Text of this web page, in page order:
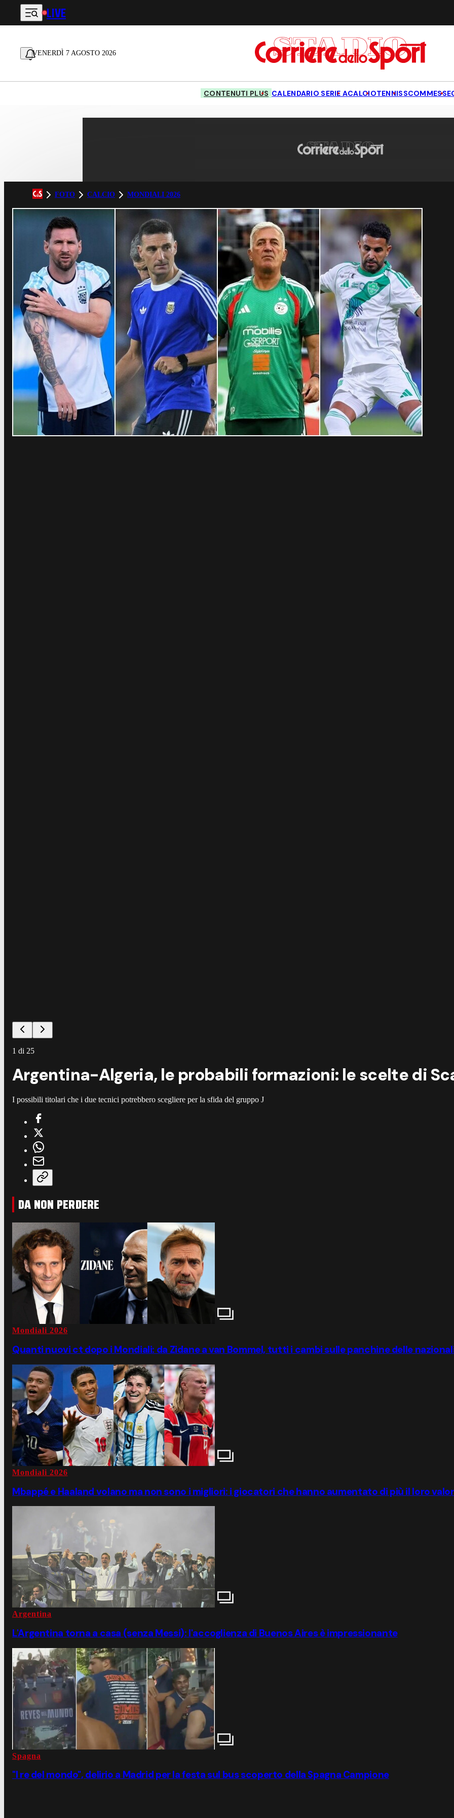
Vai al contenuto principale
LIVE
VENERDÌ 7 AGOSTO 2026
CONTENUTI PLUS CALENDARIO SERIE ACALCIOTENNISSCOMMESSE
FOTO CALCIO MONDIALI 2026
1 di 25
Argentina-Algeria, le probabili formazioni: le scelte di
I possibili titolari che i due tecnici potrebbero scegliere per la sfida del gruppo J
DA NON PERDERE
Mondiali 2026
Quanti nuovi ct dopo i Mondiali: da Zidane a van Bommel, tutti i cambi sulle panchine delle
Mondiali 2026
Mbappé e Haaland volano ma non sono i migliori: i giocatori che hanno aumentato di più il loro
Argentina
L'Argentina torna a casa (senza Messi): l'accoglienza di Buenos Aires è impressionante
Spagna
"I re del mondo", delirio a Madrid per la festa sul bus scoperto della Spagna Campione